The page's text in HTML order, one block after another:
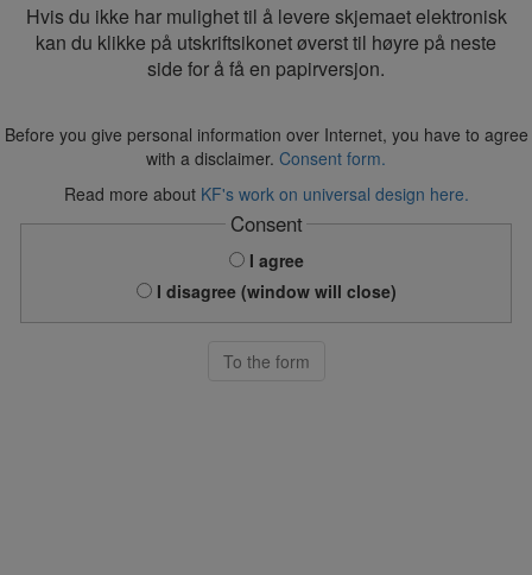
Hvis du ikke har mulighet til å levere skjemaet elektronisk
kan du klikke på utskriftsikonet øverst til høyre på neste
side for å få en papirversjon.
Before you give personal information over Internet, you have to agree
with a disclaimer. Consent form.
Read more about KF's work on universal design here.
Consent
I agree
I disagree (window will close)
To the form